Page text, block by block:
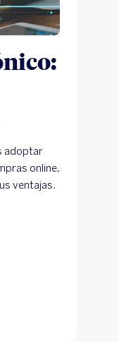
adoptar
online,
ventajas.